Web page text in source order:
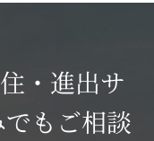
・進出サ
もご相談